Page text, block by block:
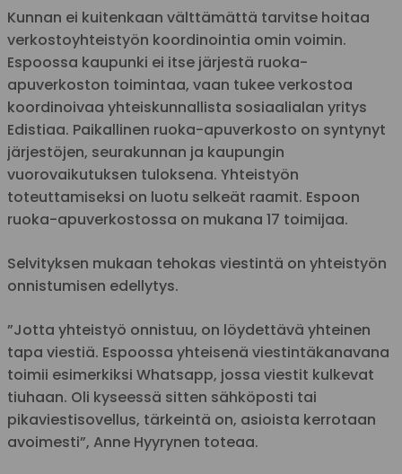
Kunnan ei kuitenkaan välttämättä tarvitse hoitaa
verkostoyhteistyön koordinointia omin voimin.
Espoossa kaupunki ei itse järjestä ruoka-
apuverkoston toimintaa, vaan tukee verkostoa
koordinoivaa yhteiskunnallista sosiaalialan yritys
Edistiaa. Paikallinen ruoka-apuverkosto on syntynyt
järjestöjen, seurakunnan ja kaupungin
vuorovaikutuksen tuloksena. Yhteistyön
toteuttamiseksi on luotu selkeät raamit. Espoon
ruoka-apuverkostossa on mukana 17 toimijaa.
Selvityksen mukaan tehokas viestintä on yhteistyön
onnistumisen edellytys.
”Jotta yhteistyö onnistuu, on löydettävä yhteinen
tapa viestiä. Espoossa yhteisenä viestintäkanavana
toimii esimerkiksi Whatsapp, jossa viestit kulkevat
tiuhaan. Oli kyseessä sitten sähköposti tai
pikaviestisovellus, tärkeintä on, asioista kerrotaan
avoimesti”, Anne Hyyrynen toteaa.